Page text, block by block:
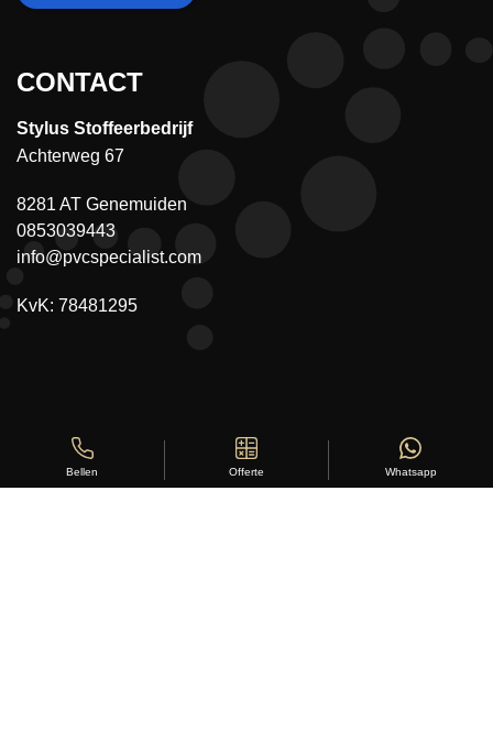
CONTACT
Stylus Stoffeerbedrijf
Achterweg 67
8281 AT Genemuiden
0853039443
info@pvcspecialist.com
KvK: 78481295
Bellen Offerte Whatsapp